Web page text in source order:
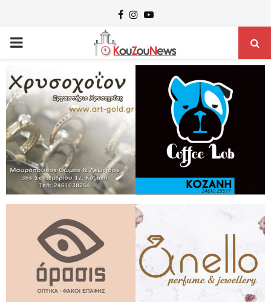
Facebook
Instagram
Youtube
PRIMARY
MENU